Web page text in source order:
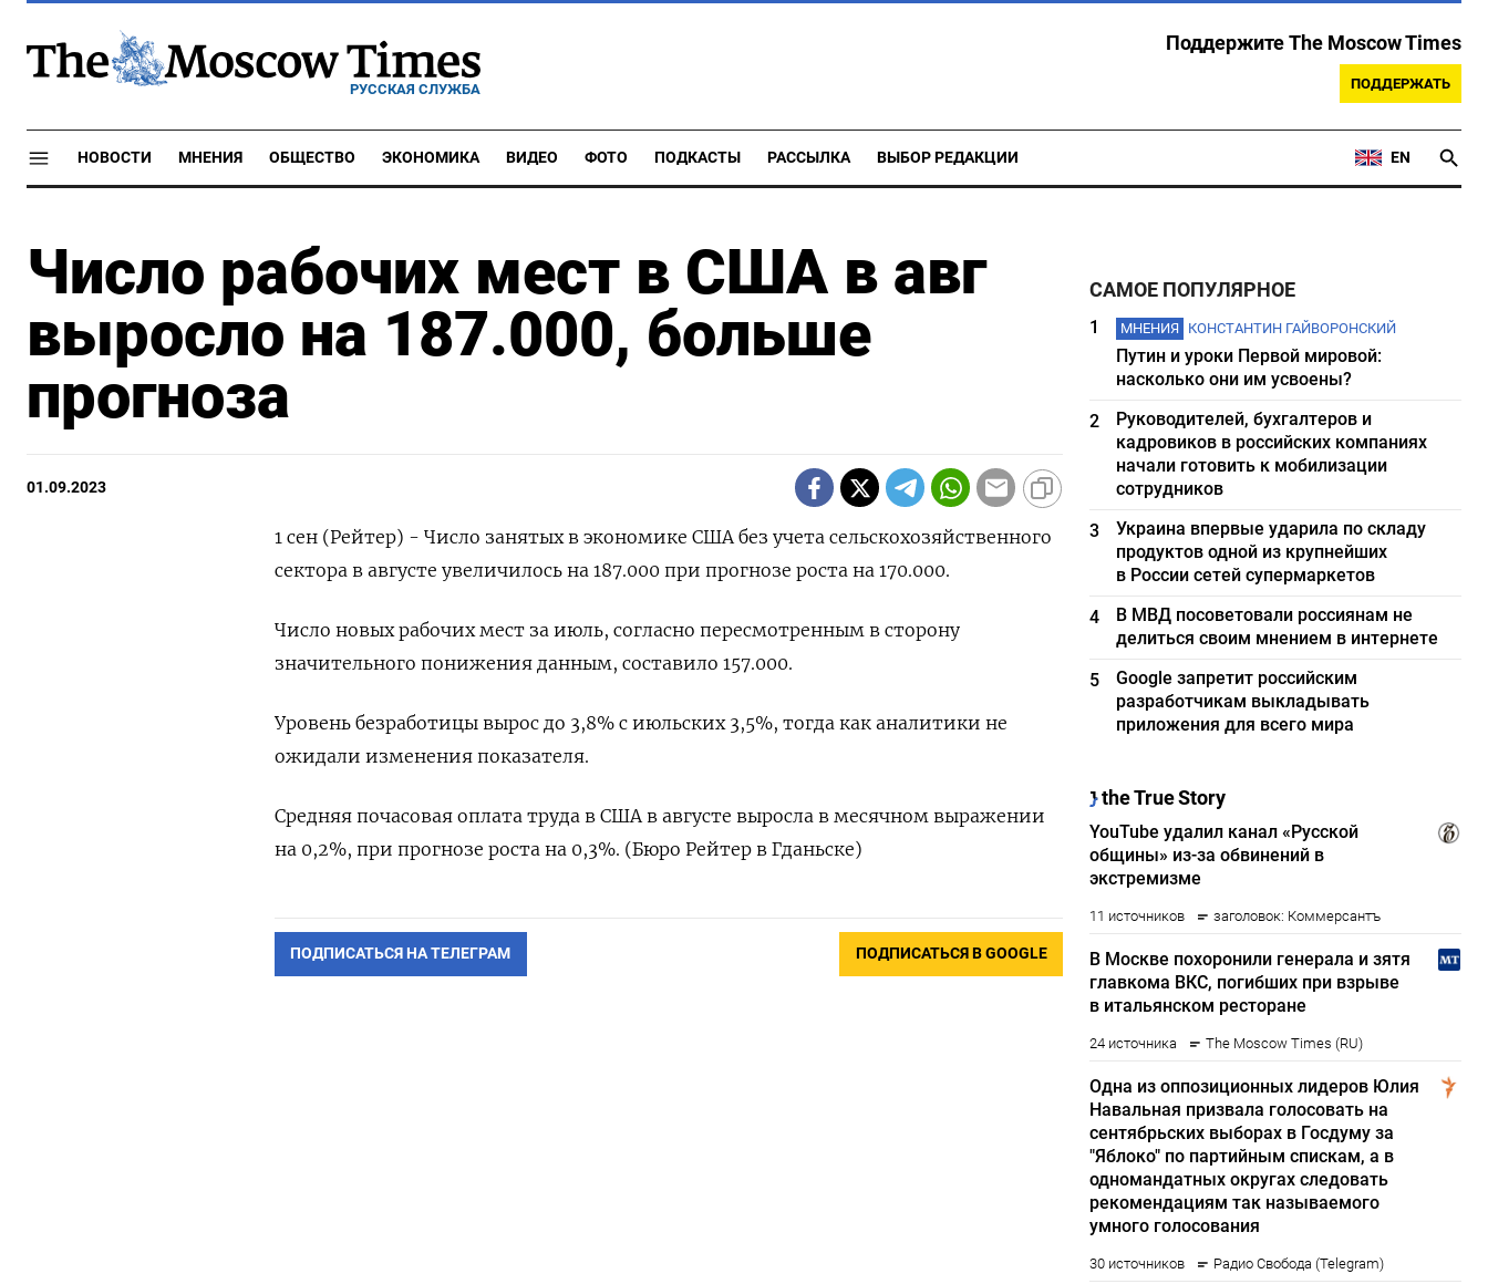
РУССКАЯ СЛУЖБА
Поддержите The Moscow Times
ПОДДЕРЖАТЬ
НОВОСТИ МНЕНИЯ ОБЩЕСТВО ЭКОНОМИКА ВИДЕО ФОТО ПОДКАСТЫ РАССЫЛКА ВЫБОР РЕДАКЦИИ EN
Число рабочих мест в США в авг
выросло на 187.000, больше
прогноза
01.09.2023
1 сен (Рейтер) - Число занятых в экономике США без учета сельскохозяйственного
сектора в августе увеличилось на 187.000 при прогнозе роста на 170.000.
Число новых рабочих мест за июль, согласно пересмотренным в сторону
значительного понижения данным, составило 157.000.
Уровень безработицы вырос до 3,8% с июльских 3,5%, тогда как аналитики не
ожидали изменения показателя.
Средняя почасовая оплата труда в США в августе выросла в месячном выражении
на 0,2%, при прогнозе роста на 0,3%. (Бюро Рейтер в Гданьске)
ПОДПИСАТЬСЯ НА ТЕЛЕГРАМ ПОДПИСАТЬСЯ В GOOGLE
САМОЕ ПОПУЛЯРНОЕ
1 МНЕНИЯ КОНСТАНТИН ГАЙВОРОНСКИЙ
Путин и уроки Первой мировой:
насколько они им усвоены?
2
Руководителей, бухгалтеров и
кадровиков в российских компаниях
начали готовить к мобилизации
сотрудников
3
Украина впервые ударила по складу
продуктов одной из крупнейших
в России сетей супермаркетов
4
В МВД посоветовали россиянам не
делиться своим мнением в интернете
5
Google запретит российским
разработчикам выкладывать
приложения для всего мира